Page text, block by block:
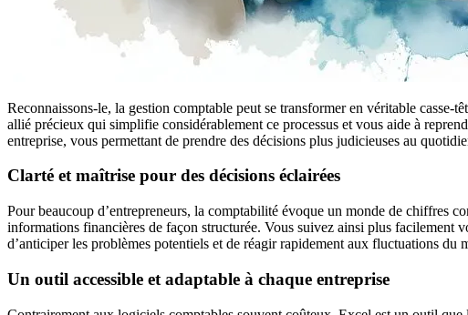
Reconnaissons-le, la gestion comptable peut se transformer en véritable
allié précieux qui simplifie considérablement ce processus et vous aide à
entreprise, vous permettant de prendre des décisions plus judicieuses au
Clarté et maîtrise pour des décisions éclairées
Pour beaucoup d’entrepreneurs, la comptabilité évoque un monde de chiffres
informations financières de façon structurée. Vous suivez ainsi plus facilement
d’anticiper les problèmes potentiels et de réagir rapidement aux fluctuations
Un outil accessible et adaptable à chaque entreprise